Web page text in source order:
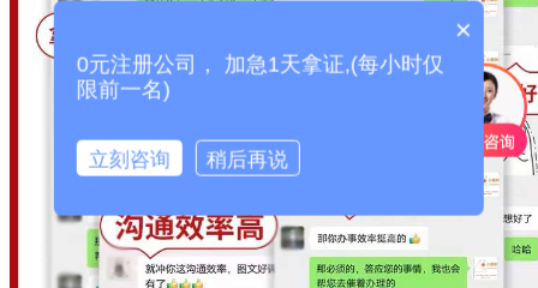
×
0元注册公司， 加急1天拿证,(每小时仅
限前一名)
立刻咨询 稍后再说